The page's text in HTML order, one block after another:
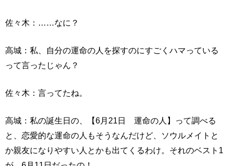
佐々木：……なに？
高城：私、自分の運命の人を探すのにすごくハマっている
って言ったじゃん？
佐々木：言ってたね。
高城：私の誕生日の、【6月21日 運命の人】って調べる
と、恋愛的な運命の人もそうなんだけど、ソウルメイトと
か親友になりやすい人とかも出てくるわけ。それのベスト1